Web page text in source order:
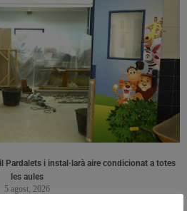
Pardalets i instal·larà aire condicionat a totes
les aules
5 agost, 2026